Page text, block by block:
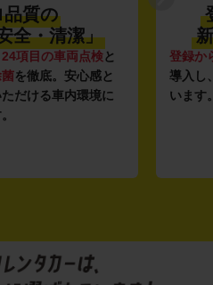
品質の
全・清潔」
24項目の車両点検と
を徹底。安心感と
だける車内環境に
登録か
導入し
います